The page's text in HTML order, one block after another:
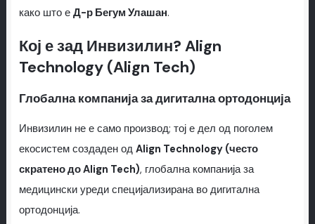
како што е Д-р Бегум Улашан.
Кој е зад Инвизилин? Align
Technology (Align Tech)
Глобална компанија за дигитална ортодонција
Инвизилин не е само производ; тој е дел од поголем
екосистем создаден од Align Technology (често
скратено до Align Tech), глобална компанија за
медицински уреди специјализирана во дигитална
ортодонција.